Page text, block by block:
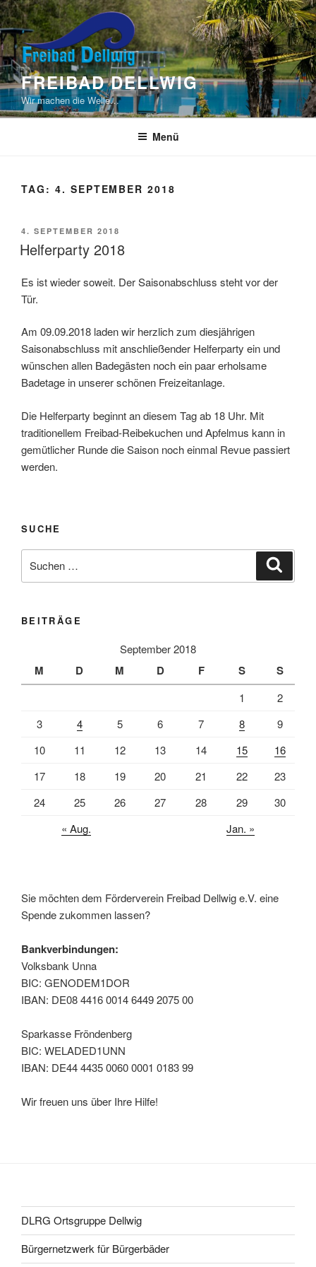
Zum
Inhalt
springen
FREIBAD DELLWIG
Wir machen die Welle…
Menü
TAG: 4. SEPTEMBER 2018
VERÖFFENTLICHT
AM
4. SEPTEMBER 2018
Helferparty 2018
Es ist wieder soweit. Der Saisonabschluss steht vor der
Tür.
Am 09.09.2018 laden wir herzlich zum diesjährigen
Saisonabschluss mit anschließender Helferparty ein und
wünschen allen Badegästen noch ein paar erholsame
Badetage in unserer schönen Freizeitanlage.
Die Helferparty beginnt an diesem Tag ab 18 Uhr. Mit
traditionellem Freibad-Reibekuchen und Apfelmus kann in
gemütlicher Runde die Saison noch einmal Revue passiert
werden.
SUCHE
nach:
BEITRÄGE
September 2018
M D M D F S S
1
2
3
4 5 6 7 8
9
10
11 12 13 14 15
16
17
18 19 20 21 22
23
24
25 26 27 28 29
30
« Aug.
Jan. »
Sie möchten dem Förderverein Freibad Dellwig e.V. eine
Spende zukommen lassen?
Bankverbindungen:
Volksbank Unna
BIC: GENODEM1DOR
IBAN: DE08 4416 0014 6449 2075 00
Sparkasse Fröndenberg
BIC: WELADED1UNN
IBAN: DE44 4435 0060 0001 0183 99
Wir freuen uns über Ihre Hilfe!
DLRG Ortsgruppe Dellwig
Bürgernetzwerk für Bürgerbäder